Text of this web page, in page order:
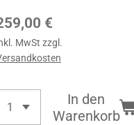
€
MwSt zzgl.
In den
Warenkorb